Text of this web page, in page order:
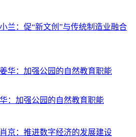
兰：促“新文创”与传统制造业融合
：加强公园的自然教育职能